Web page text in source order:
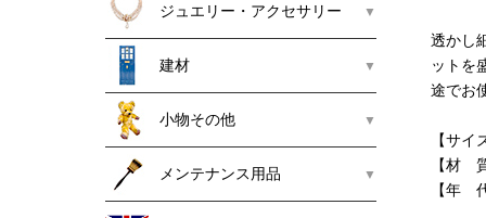
ジュエリー・アクセサリー
建材
小物その他
メンテナンス用品
透かし
ットを
途でお
【サ
【材
【年